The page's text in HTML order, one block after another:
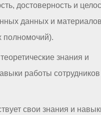
достоверность и
данных и
полномочий).
знания и
работы сотрудников
свои знания и